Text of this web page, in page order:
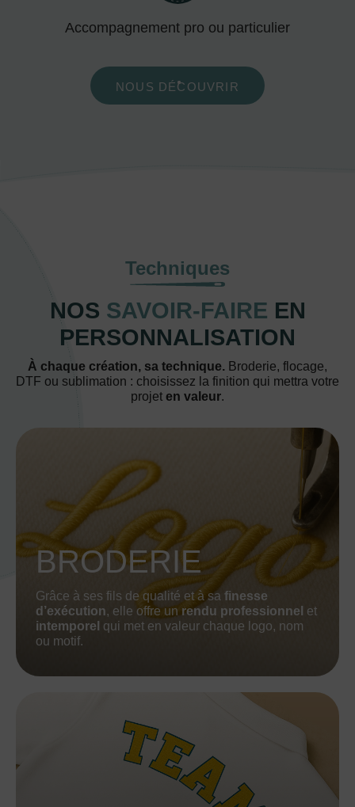
Accompagnement pro ou particulier
NOUS DÉCOUVRIR
Techniques
NOS SAVOIR-FAIRE EN
PERSONNALISATION
À chaque création, sa technique. Broderie, flocage,
DTF ou sublimation : choisissez la finition qui mettra votre
projet en valeur.
BRODERIE
Grâce à ses fils de qualité et à sa finesse
d’exécution, elle offre un rendu professionnel et
intemporel qui met en valeur chaque logo, nom
ou motif.